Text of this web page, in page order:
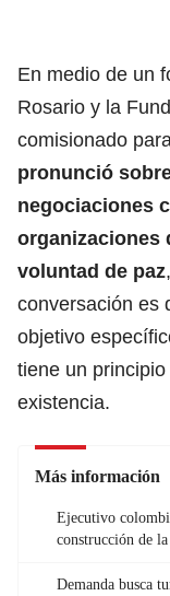
En medio de un
Rosario y la
comisionado
pronunció
negociaciones
organizaciones
voluntad de paz
conversación es
objetivo
tiene un
existencia.
Más información
Ejecutivo
construcción de la
Demanda busca